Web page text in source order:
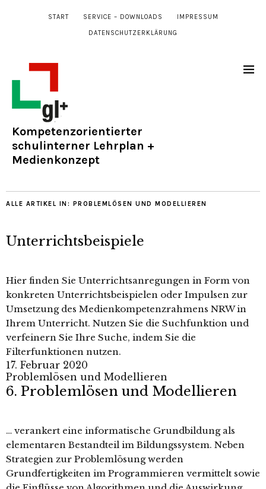
START SERVICE – DOWNLOADS IMPRESSUM
DATENSCHUTZERKLÄRUNG
Kompetenzorientierter
schulinterner Lehrplan +
Medienkonzept
ALLE ARTIKEL IN: PROBLEMLÖSEN UND MODELLIEREN
Unterrichtsbeispiele
Hier finden Sie Unterrichtsanregungen in Form von
konkreten Unterrichtsbeispielen oder Impulsen zur
Umsetzung des Medienkompetenzrahmens NRW in
Ihrem Unterricht. Nutzen Sie die Suchfunktion und
verfeinern Sie Ihre Suche, indem Sie die
Filterfunktionen nutzen.
17. Februar 2020
Problemlösen und Modellieren
6. Problemlösen und Modellieren
… verankert eine informatische Grundbildung als
elementaren Bestandteil im Bildungssystem. Neben
Strategien zur Problem­lösung werden
Grundfertigkeiten im Programmieren vermittelt sowie